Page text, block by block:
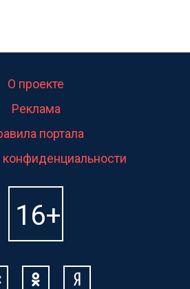
О проекте
Реклама
портала
конфиденциальности